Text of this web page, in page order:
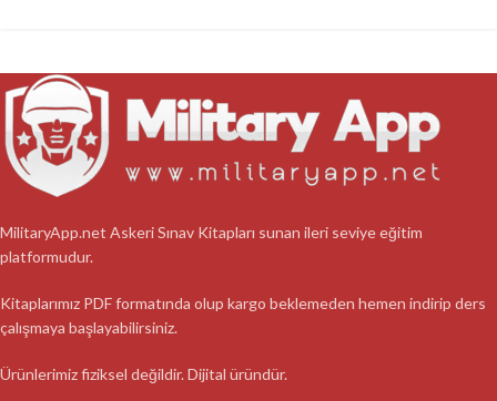
MilitaryApp.net Askeri Sınav Kitapları sunan ileri seviye eğitim
platformudur.
Kitaplarımız PDF formatında olup kargo beklemeden hemen indirip ders
çalışmaya başlayabilirsiniz.
Ürünlerimiz fiziksel değildir. Dijital üründür.